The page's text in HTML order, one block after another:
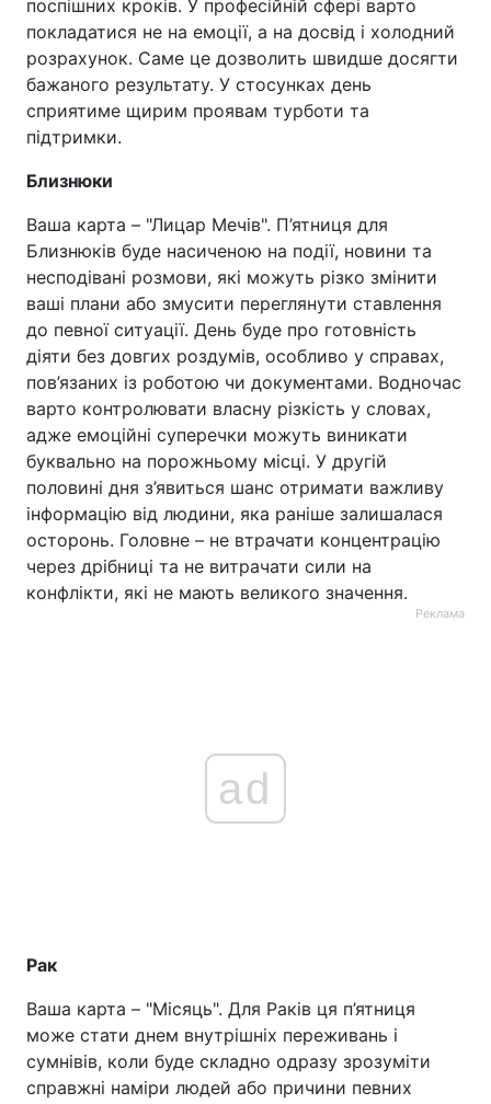
поспішних кроків. У професійній сфері варто
покладатися не на емоції, а на досвід і холодний
розрахунок. Саме це дозволить швидше досягти
бажаного результату. У стосунках день
сприятиме щирим проявам турботи та
підтримки.
Близнюки
Ваша карта – "Лицар Мечів". П’ятниця для
Близнюків буде насиченою на події, новини та
несподівані розмови, які можуть різко змінити
ваші плани або змусити переглянути ставлення
до певної ситуації. День буде про готовність
діяти без довгих роздумів, особливо у справах,
пов’язаних із роботою чи документами. Водночас
варто контролювати власну різкість у словах,
адже емоційні суперечки можуть виникати
буквально на порожньому місці. У другій
половині дня з’явиться шанс отримати важливу
інформацію від людини, яка раніше залишалася
осторонь. Головне – не втрачати концентрацію
через дрібниці та не витрачати сили на
конфлікти, які не мають великого значення.
Реклама
ad
Рак
Ваша карта – "Місяць". Для Раків ця п’ятниця
може стати днем внутрішніх переживань і
сумнівів, коли буде складно одразу зрозуміти
справжні наміри людей або причини певних